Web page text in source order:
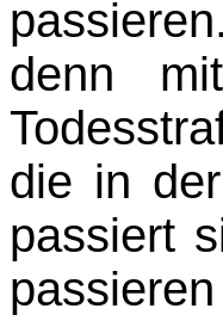
denn
die in
passiert